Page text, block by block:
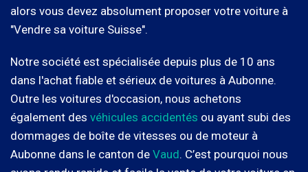
alors vous devez absolument proposer votre voiture à
"Vendre sa voiture Suisse".
Notre société est spécialisée depuis plus de 10 ans
dans l'achat fiable et sérieux de voitures à Aubonne.
Outre les voitures d'occasion, nous achetons
également des véhicules accidentés ou ayant subi des
dommages de boîte de vitesses ou de moteur à
Aubonne dans le canton de Vaud. C’est pourquoi nous